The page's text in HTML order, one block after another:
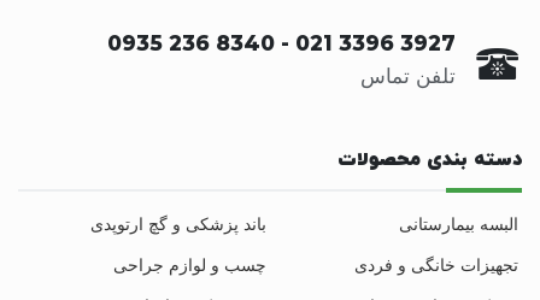
021 3396 3927
-
0935 236 8340
تلفن تماس
دسته بندی محصولات
البسه بیمارستانی باند پزشکی و گچ ارتوپدی
تجهیزات خانگی و فردی چسب و لوازم جراحی